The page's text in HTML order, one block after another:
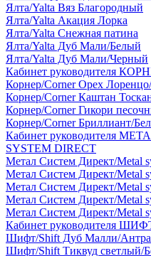
Ялта/Yalta Вяз Благородный
Ялта/Yalta Акация Лорка
Ялта/Yalta Снежная патина
Ялта/Yalta Дуб Мали/Белый
Ялта/Yalta Дуб Мали/Черный
Кабинет руководителя
Корнер/Corner Орех
Корнер/Corner Каштан
Корнер/Corner Гикори
Корнер/Corner Бриллиант/
Кабинет руководителя
SYSTEM DIRECT
Метал Систем Директ/Metal
Метал Систем Директ/Metal
Метал Систем Директ/Metal
Метал Систем Директ/Metal
Метал Систем Директ/Metal
Кабинет руководителя
Шифт/Shift Дуб Малли/
Шифт/Shift Тиквуд светлый/